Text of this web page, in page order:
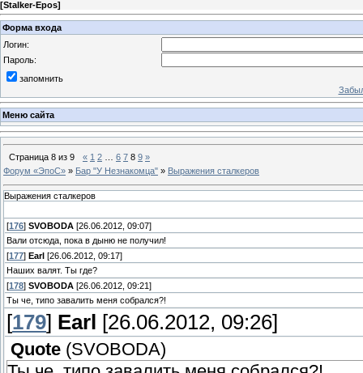
[Stalker-Epos]
Форма входа
Логин:
Пароль:
запомнить
Меню сайта
Страница 8 из 9 « 1 2 6 7 8 9 »
Форум «ЭпоС» » Бар "У Незнакомца" » Выражения сталкеров
Выражения сталкеров
[176] SVOBODA [26.06.2012, 09:07]
Вали отсюда, пока в дыню не получил!
[177] Earl [26.06.2012, 09:17]
Наших валят. Ты где?
[178] SVOBODA [26.06.2012, 09:21]
Ты че, типо завалить меня собрался?!
[179] Earl [26.06.2012, 09:26]
Quote (SVOBODA)